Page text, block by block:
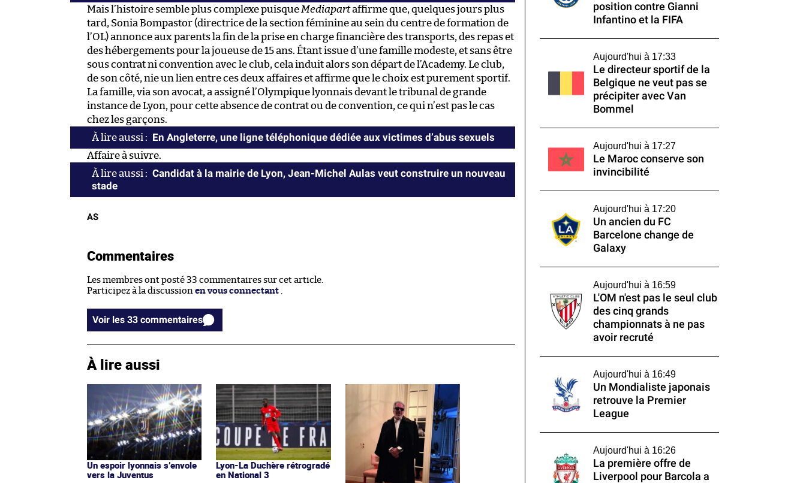
Mais l’histoire semble plus complexe puisque Mediapartaffirme que, quelques jours plus
tard, Sonia Bompastor (directrice de la section féminine au sein du centre de formation de
l’OL) annonce aux parents la fin de la prise en charge financière des transports, des repas et
des hébergements pour la joueuse de 15 ans. Étant issue d’une famille modeste, et sans être
sous contrat ni convention avec le club, cela induit alors son départ de l’Academy. Le club,
de son côté, nie un lien entre ces deux affaires et affirme que le choix est purement sportif.
La famille, via son avocat, a assigné l’Olympique lyonnais devant le tribunal de grande
instance de Lyon, pour cette absence de contrat ou de convention, ce qui n’est pas le cas
chez les garçons.
En Angleterre, une ligne téléphonique dédiée aux victimes d’abus sexuels
Affaire à suivre.
Candidat à la mairie de Lyon, Jean-Michel Aulas veut construire un nouveau
stade
AS
Commentaires
Les membres ont posté 33 commentaires sur cet article.
Participez à la discussion en vous connectant .
Voir les 33 commentaires
À lire aussi
Un espoir lyonnais s’envole
vers la Juventus
Lyon-La Duchère rétrogradé
en National 3
position contre Gianni
Infantino et la FIFA
Aujourd'hui à 17:33
Le directeur sportif de la
Belgique ne veut pas se
précipiter avec Van
Bommel
Aujourd'hui à 17:27
Le Maroc conserve son
invincibilité
Aujourd'hui à 17:20
Un ancien du FC
Barcelone change de
Galaxy
Aujourd'hui à 16:59
L'OM n'est pas le seul club
des cinq grands
championnats à ne pas
avoir recruté
Aujourd'hui à 16:49
Un Mondialiste japonais
retrouve la Premier
League
Aujourd'hui à 16:26
La première offre de
Liverpool pour Barcola a